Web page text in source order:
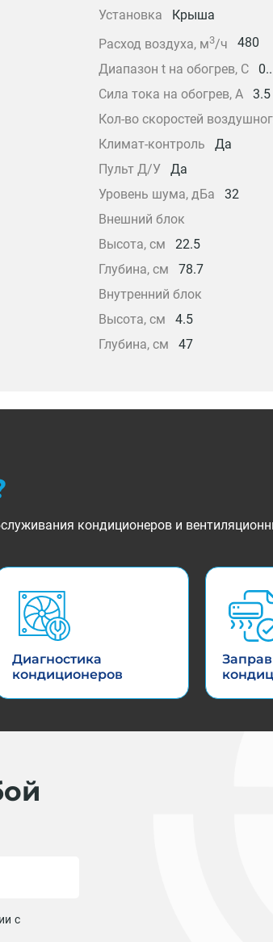
Установка
Крыша
Расход воздуха, м3/ч
480
Диапазон t на обогрев, С
Сила тока на обогрев, А
3.5
Кол-во скоростей
Климат-контроль
Да
Пульт Д/У
Да
Уровень шума, дБа
32
Внешний блок
Высота, см
22.5
Глубина, см
78.7
Внутренний блок
Высота, см
4.5
Глубина, см
47
кондиционеров и
Диагностика
кондиционеров
с